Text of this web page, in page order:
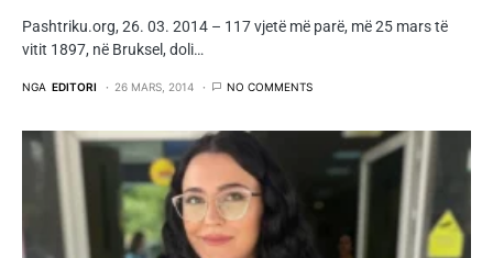
Pashtriku.org, 26. 03. 2014 – 117 vjetë më parë, më 25 mars të
vitit 1897, në Bruksel, doli…
NGA EDITORI 26 MARS, 2014 NO COMMENTS